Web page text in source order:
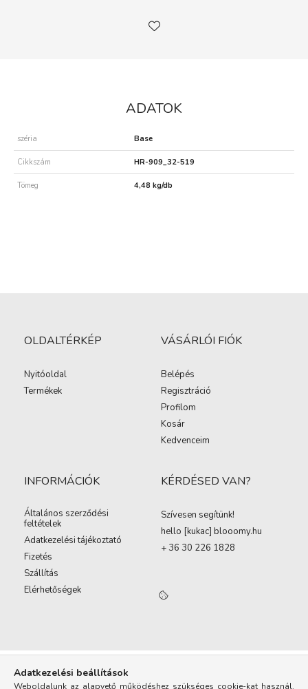
ADATOK
széria Base
Cikkszám HR-909_32-519
Tömeg 4,48 kg/db
OLDALTÉRKÉP
Nyitóoldal
Termékek
VÁSÁRLÓI FIÓK
Belépés
Regisztráció
Profilom
Kosár
Kedvenceim
INFORMÁCIÓK
Általános szerződési
feltételek
Adatkezelési tájékoztató
Fizetés
Szállítás
Elérhetőségek
KÉRDÉSED VAN?
Szívesen segítünk!
hello [kukac] blooomy.hu
+ 36 30 226 1828
Adatkezelési beállítások
Weboldalunk az alapvető működéshez szükséges cookie-kat használ.